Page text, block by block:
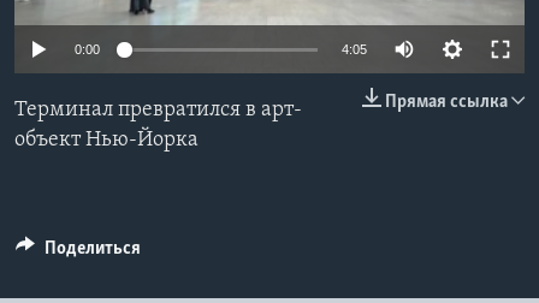
Learning English
СОЦИАЛЬНЫЕ СЕТИ
0:00 4:05
Прямая ссылка
Терминал превратился в арт-
объект Нью-Йорка
Поделиться